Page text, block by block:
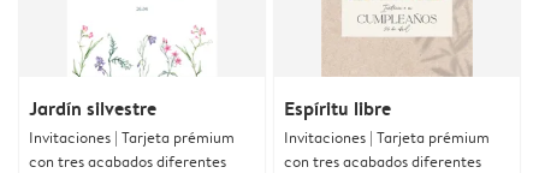
Jardín silvestre
Invitaciones | Tarjeta prémium
con tres acabados diferentes
Espíritu libre
Invitaciones | Tarjeta prémium
con tres acabados diferentes